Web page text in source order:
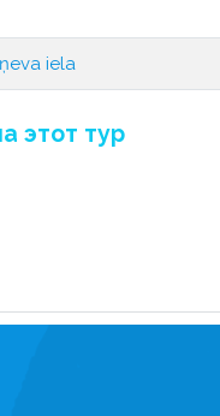
iela
этот тур